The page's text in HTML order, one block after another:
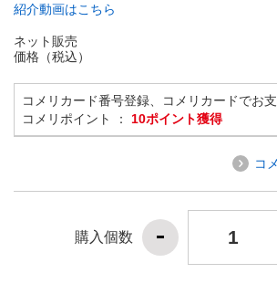
紹介動画はこちら
ネット販売
価格（税込）
コメリカード番号登録、コメリカードでお
コメリポイント ： 10ポイント獲得
コ
購入個数